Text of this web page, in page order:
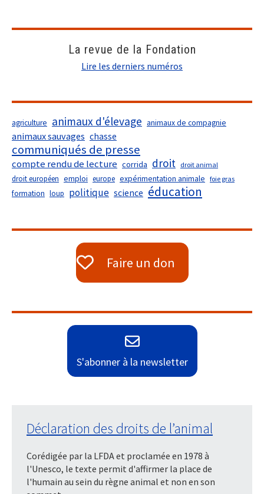
La revue de la Fondation
Lire les derniers numéros
agriculture animaux d'élevage animaux de compagnie
animaux sauvages chasse
communiqués de presse
compte rendu de lecture corrida droit droit animal
droit européen emploi europe expérimentation animale foie gras
formation loup politique science éducation
Faire un don
S'abonner à la newsletter
Déclaration des droits de l’animal
Corédigée par la LFDA et proclamée en 1978 à
l'Unesco, le texte permit d'affirmer la place de
l'humain au sein du règne animal et non en son